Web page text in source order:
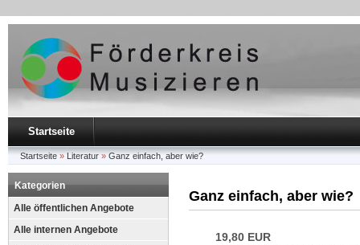
Startseite
Startseite » Literatur » Ganz einfach, aber wie?
Kategorien
Alle öffentlichen Angebote
Alle internen Angebote
Ganz einfach, aber wie?
19,80 EUR